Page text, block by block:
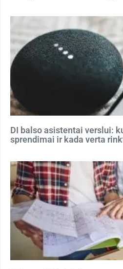
DI balso asistentai verslui:
sprendimai ir kada verta